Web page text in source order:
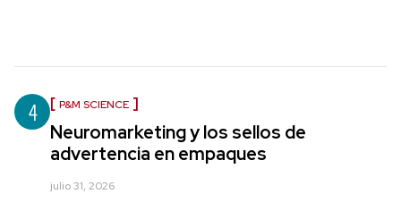
4 P&M SCIENCE
Neuromarketing y los sellos de
advertencia en empaques
julio 31, 2026